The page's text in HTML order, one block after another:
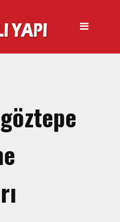
göztepe